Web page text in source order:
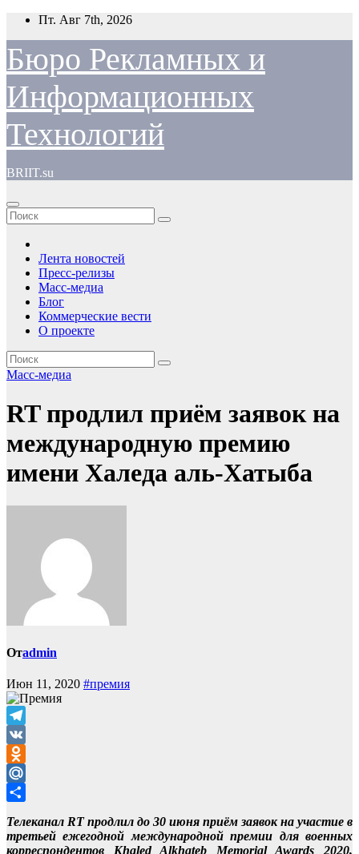
Перейти
содержимому
Пт. Авг 7th, 2026
Бюро Рекламных и
Информационных
Технологий
BRIIT.su
Лента новостей
Пресс-релизы
Масс-медиа
Блог
Коммерческие вести
О проекте
Масс-медиа
RT продлил приём заявок на
международную премию
имени Халеда аль-Хатыба
Отadmin
Июн 11, 2020 #премия
Telegram
VK
Odnoklassniki
Mail.Ru
Телеканал RT продлил до 30 июня приём заявок на участие в
третьей ежегодной международной премии для военных
корреспондентов Khaled Alkhateb Memorial Awards 2020,